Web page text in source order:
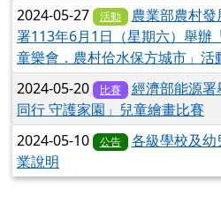
2024-05-27 活動
農業部農村
署113年6月1日（星期六）舉辦
童樂會．農村佮水保方城市」活
2024-05-20 比賽
經濟部能源
同行 守護家園」兒童繪畫比賽
2024-05-10 公告
各級學校及
業說明